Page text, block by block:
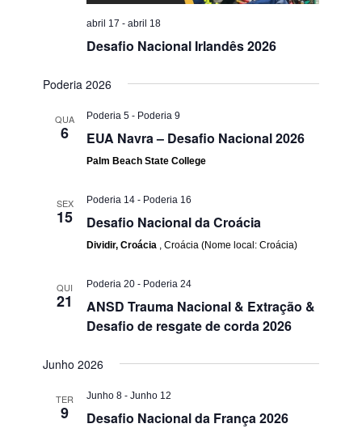
abril 17 -abril 18
Desafio Nacional Irlandês 2026
Poderia 2026
QUA
6
Poderia 5 - Poderia 9
EUA Navra – Desafio Nacional 2026
Palm Beach State College
SEX
15
Poderia 14 - Poderia 16
Desafio Nacional da Croácia
Dividir, Croácia , Croácia (Nome local: Croácia)
QUI
21
Poderia 20 - Poderia 24
ANSD Trauma Nacional & Extração &
Desafio de resgate de corda 2026
Junho 2026
TER
9
Junho 8 -Junho 12
Desafio Nacional da França 2026